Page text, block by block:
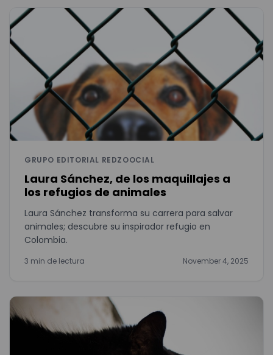
GRUPO EDITORIAL REDZOOCIAL
Laura Sánchez, de los maquillajes a
los refugios de animales
Laura Sánchez transforma su carrera para salvar
animales; descubre su inspirador refugio en
Colombia.
3 min de lectura November 4, 2025